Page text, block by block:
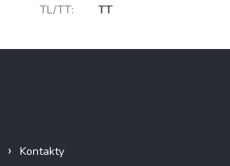
TL/TT: TT
Kontakty